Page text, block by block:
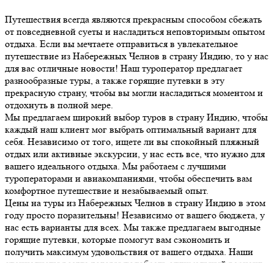
Путешествия всегда являются прекрасным способом сбежать
от повседневной суеты и насладиться неповторимым опытом
отдыха. Если вы мечтаете отправиться в увлекательное
путешествие из Набережных Челнов в страну Индию, то у нас
для вас отличные новости! Наш туроператор предлагает
разнообразные туры, а также горящие путевки в эту
прекрасную страну, чтобы вы могли насладиться моментом и
отдохнуть в полной мере.
Мы предлагаем широкий выбор туров в страну Индию, чтобы
каждый наш клиент мог выбрать оптимальный вариант для
себя. Независимо от того, ищете ли вы спокойный пляжный
отдых или активные экскурсии, у нас есть все, что нужно для
вашего идеального отдыха. Мы работаем с лучшими
туроператорами и авиакомпаниями, чтобы обеспечить вам
комфортное путешествие и незабываемый опыт.
Цены на туры из Набережных Челнов в страну Индию в этом
году просто поразительны! Независимо от вашего бюджета, у
нас есть варианты для всех. Мы также предлагаем выгодные
горящие путевки, которые помогут вам сэкономить и
получить максимум удовольствия от вашего отдыха. Наши